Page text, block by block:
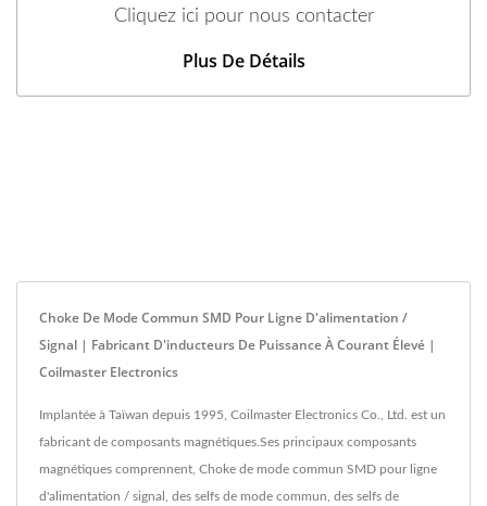
Cliquez ici pour nous contacter
Plus De Détails
Choke De Mode Commun SMD Pour Ligne D'alimentation /
Signal | Fabricant D'inducteurs De Puissance À Courant Élevé |
Coilmaster Electronics
Implantée à Taïwan depuis 1995, Coilmaster Electronics Co., Ltd. est un
fabricant de composants magnétiques.Ses principaux composants
magnétiques comprennent, Choke de mode commun SMD pour ligne
d'alimentation / signal, des selfs de mode commun, des selfs de